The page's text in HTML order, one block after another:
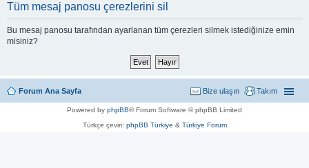
Tüm mesaj panosu çerezlerini sil
Bu mesaj panosu tarafından ayarlanan tüm çerezleri silmek istediğinize emin
misiniz?
Forum Ana Sayfa Takım
Bize ulaşın
Powered by phpBB® Forum Software © phpBB Limited
Türkçe çeviri: phpBB Türkiye & Türkiye Forum